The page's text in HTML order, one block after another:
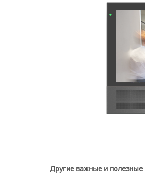
Другие важные и полезные